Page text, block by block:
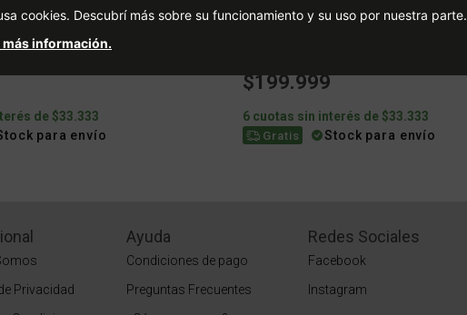
de $33.333
para envío
$199.999
6 cuotas sin interés de $33.333
Gratis Stock para envío
Privacidad
Ayuda
Condiciones de pago
Preguntas Frecuentes
Redes Sociales
Facebook
Instagram
cookies. Descubrí más sobre su funcionamiento y su uso por nuestra parte.
más información.